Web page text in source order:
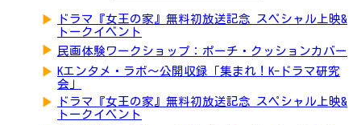
▶
ドラマ『女王の家』無料初放送記念 スペシャル上映&
トークイベント
▶ 民画体験ワークショップ：ポーチ・クッションカバー
▶ Kエンタメ・ラボ～公開収録「集まれ！K-ドラマ研究
会」
▶
ドラマ『女王の家』無料初放送記念 スペシャル上映&
トークイベント